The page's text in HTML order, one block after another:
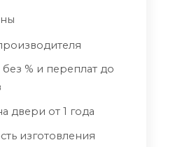
без % и переплат до
двери от 1 года
изготовления